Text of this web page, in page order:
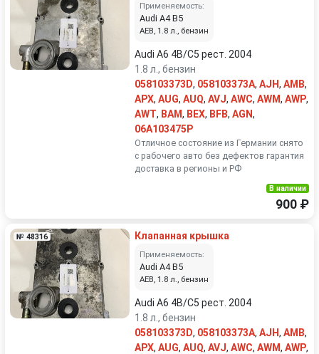
Применяемость:
Audi A4 B5
AEB, 1.8 л., бензин
Audi A6 4B/C5 рест. 2004
1.8 л., бензин
058103373D, 058103373A, AJH, AMB,
APX, AUG, AUQ, AVJ, AWC, AWM, AWP,
AWT, BAM, BEX, BFB, AGN,
06A103475P
Отличное состояние из Германии снято
с рабочего авто без дефектов гарантия
доставка в регионы и РФ
В наличии
900 ₽
№ 48316 Клапанная крышка
Применяемость:
Audi A4 B5
AEB, 1.8 л., бензин
Audi A6 4B/C5 рест. 2004
1.8 л., бензин
058103373D, 058103373A, AJH, AMB,
APX, AUG, AUQ, AVJ, AWC, AWM, AWP,